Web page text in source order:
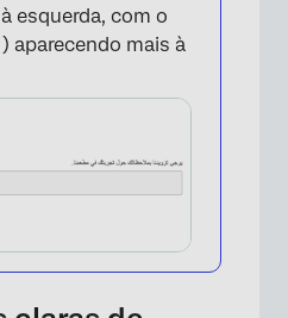
esquerda, com o
aparecendo mais à